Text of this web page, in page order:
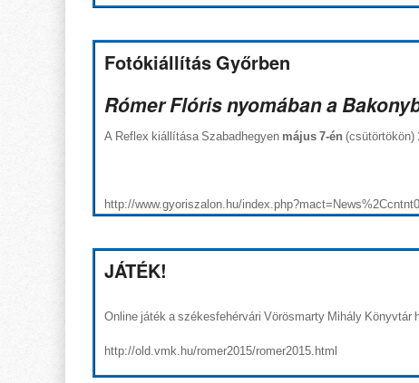
Fotókiállítás Győrben
Rómer Flóris nyomában a
A Reflex kiállítása Szabadhegyen május 7-én (csütörtökön)
http://www.gyoriszalon.hu/
JÁTÉK!
Online játék a székesfehérvári Vörösmarty Mihály Könyvtár
http://old.vmk.hu/romer2015/romer2015.html